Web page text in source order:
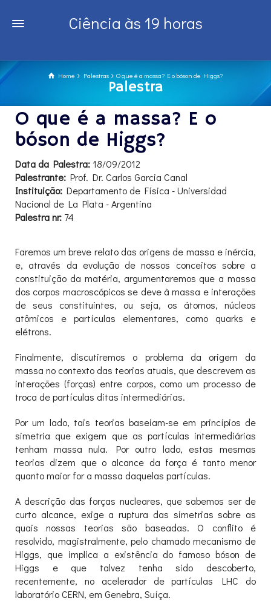
Ciência às 19 horas
Home Palestras O que é a massa? E o bóson de Higgs?
Palestra
O que é a massa? E o
bóson de Higgs?
Data da Palestra:18/09/2012
Palestrante: Prof. Dr. Carlos Garcia Canal
Instituição: Departamento de Física - Universidad
Nacional de La Plata - Argentina
Palestra nr: 74
Faremos um breve relato das origens de massa e inércia,
e, através da evolução de nossos conceitos sobre a
constituição da matéria, argumentaremos que a massa
dos corpos macroscópicos se deve à massa e interações
de seus constituintes, ou seja, os átomos, núcleos
atômicos e partículas elementares, como quarks e
elétrons.
Finalmente, discutiremos o problema da origem da
massa no contexto das teorias atuais, que descrevem as
interações (forças) entre corpos, como um processo de
troca de partículas ditas intermediárias.
Por um lado, tais teorias baseiam-se em princípios de
simetria que exigem que as partículas intermediárias
tenham massa nula. Por outro lado, estas mesmas
teorias dizem que o alcance da força é tanto menor
quanto maior for a massa daquelas partículas.
A descrição das forças nucleares, que sabemos ser de
curto alcance, exige a ruptura das simetrias sobre as
quais nossas teorias são baseadas. O conflito é
resolvido, magistralmente, pelo chamado mecanismo de
Higgs, que implica a existência do famoso bóson de
Higgs e que talvez tenha sido descoberto,
recentemente, no acelerador de partículas LHC do
laboratório CERN, em Genebra, Suíça.